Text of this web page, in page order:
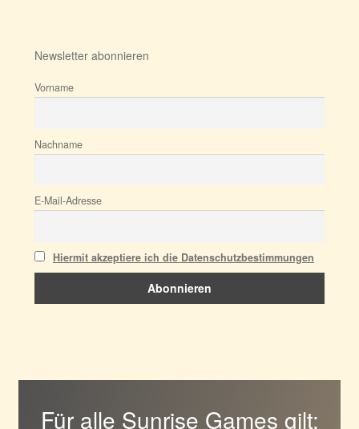
Newsletter abonnieren
Vorname
Nachname
E-Mail-Adresse
Hiermit akzeptiere ich die Datenschutzbestimmungen
Für alle Sunrise Games gilt: